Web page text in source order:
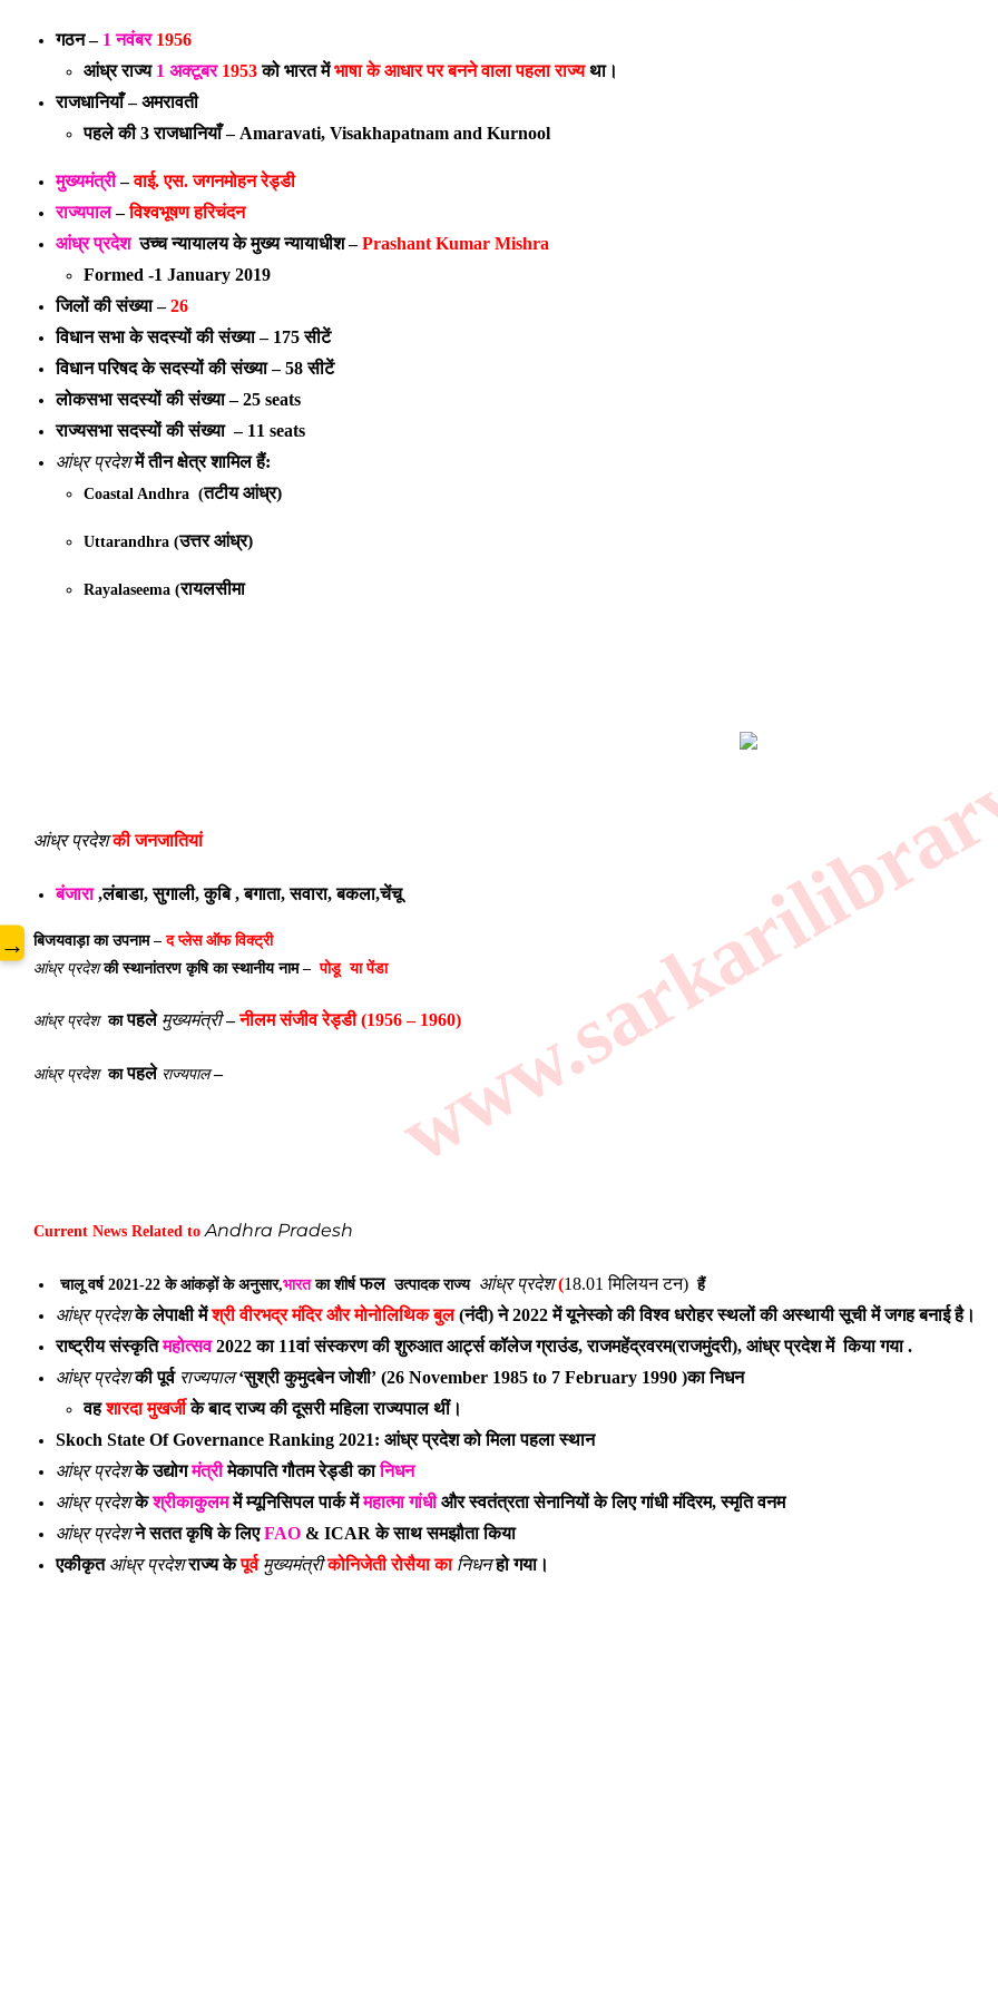
गठन – 1 नवंबर1956
आंध्र राज्य 1 अक्टूबर 1953को भारत मेंभाषा के आधार पर बनने वाला पहला राज्यथा।
राजधानियाँ – अमरावती
पहले की 3राजधानियाँ – Amaravati, Visakhapatnam and Kurnool
मुख्यमंत्री– वाई. एस. जगनमोहन रेड्डी
राज्यपाल–विश्वभूषण हरिचंदन
आंध्र प्रदेशउच्च न्यायालय के मुख्य न्यायाधीश –Prashant Kumar Mishra
Formed -1 January 2019
जिलों की संख्या –26
विधान सभा के सदस्यों की संख्या – 175 सीटें
विधान परिषदके सदस्यों की संख्या –58 सीटें
लोकसभा सदस्यों की संख्या –25 seats
राज्यसभा सदस्यों की संख्या – 11 seats
आंध्र प्रदेशमें तीन क्षेत्र शामिल हैं:
Coastal Andhra (तटीय आंध्र)
Uttarandhra (उत्तर आंध्र)
Rayalaseema (रायलसीमा
आंध्र प्रदेशकी जनजातियां
बंजारा,लंबाडा, सुगाली, कुबि , बगाता, सवारा, बकला,चेंचू
बिजयवाड़ा का उपनाम –द प्लेस ऑफ विक्ट्री
आंध्र प्रदेशकी स्थानांतरण कृषि का स्थानीय नाम – पोडू या पेंडा
आंध्र प्रदेश कापहले मुख्यमंत्री–नीलम संजीव रेड्डी (1956 – 1960)
आंध्र प्रदेश कापहले राज्यपाल–
Current News Related toAndhra Pradesh
चालू वर्ष 2021-22 के आंकड़ों के अनुसार,भारतका शीर्षफल उत्पादक राज्य आंध्र प्रदेश(18.01 मिलियन टन) हैं
आंध्र प्रदेशके लेपाक्षी मेंश्री वीरभद्र मंदिर और मोनोलिथिक बुल(नंदी) ने 2022 में यूनेस्को की विश्व धरोहर स्थलों की अस्थायी सूची में जगह बनाई है।
राष्ट्रीय संस्कृतिमहोत्सव2022 का 11वां संस्करणकी शुरुआत आर्ट्स कॉलेज ग्राउंड, राजमहेंद्रवरम(राजमुंदरी), आंध्र प्रदेश मेंकिया गया .
आंध्र प्रदेशकी पूर्व राज्यपाल‘सुश्री कुमुदबेन जोशी’ (26 November 1985 to 7 February 1990 )का निधन
वहशारदा मुखर्जीके बाद राज्य की दूसरी महिला राज्यपाल थीं।
Skoch State Of Governance Ranking 2021: आंध्र प्रदेश को मिला पहला स्थान
आंध्र प्रदेशके उद्योगमंत्रीमेकापति गौतम रेड्डी कानिधन
आंध्र प्रदेशकेश्रीकाकुलममें म्यूनिसिपल पार्क मेंमहात्मा गांधीऔर स्वतंत्रता सेनानियों के लिए गांधी मंदिरम, स्मृति वनम
आंध्र प्रदेशने सतत कृषि के लिएFAO & ICAR के साथ समझौता किया
एकीकृत आंध्र प्रदेशराज्य केपूर्व मुख्यमंत्रीकोनिजेती रोसैया का निधनहो गया।
→